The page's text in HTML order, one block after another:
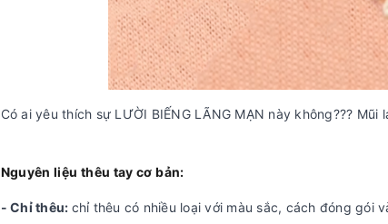
Có ai yêu thích sự LƯỜI BIẾNG LÃNG MẠN này không???
Nguyên liệu thêu tay cơ bản:
- Chỉ thêu: chỉ thêu có nhiều loại với màu sắc, cách đóng gói